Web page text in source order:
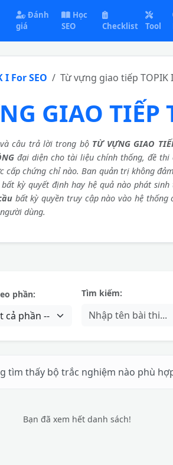
Đánh
giá
Học
SEO
Checklist Tool
I For SEO Từ vựng giao tiếp TOPIK
GIAO TIẾP
câu trả lời trong bộ TỪ VỰNG GIAO
đại diện cho tài liệu chính thống, đề
cấp chứng chỉ nào. Ban quản trị không
kỳ quyết định hay hệ quả nào phát
bất kỳ quyền truy cập nào vào hệ thống
dùng.
phần: Tìm kiếm:
tìm thấy bộ trắc nghiệm nào phù
Bạn đã xem hết danh sách!